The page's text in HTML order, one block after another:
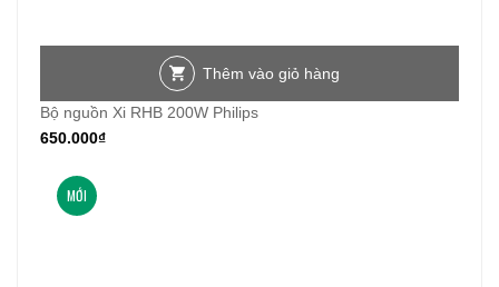
Thêm vào giỏ hàng
Bộ nguồn Xi RHB 200W Philips
650.000₫
MỚI